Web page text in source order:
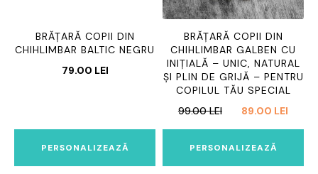
BRĂȚARĂ COPII DIN
CHIHLIMBAR BALTIC NEGRU
79.00 LEI
PERSONALIZEAZĂ
BRĂȚARĂ COPII DIN
CHIHLIMBAR GALBEN CU
INIȚIALĂ – UNIC, NATURAL
ȘI PLIN DE GRIJĂ – PENTRU
COPILUL TĂU SPECIAL
99.00LEI
PREȚUL
89.00 LEI
PERSONALIZEAZĂ